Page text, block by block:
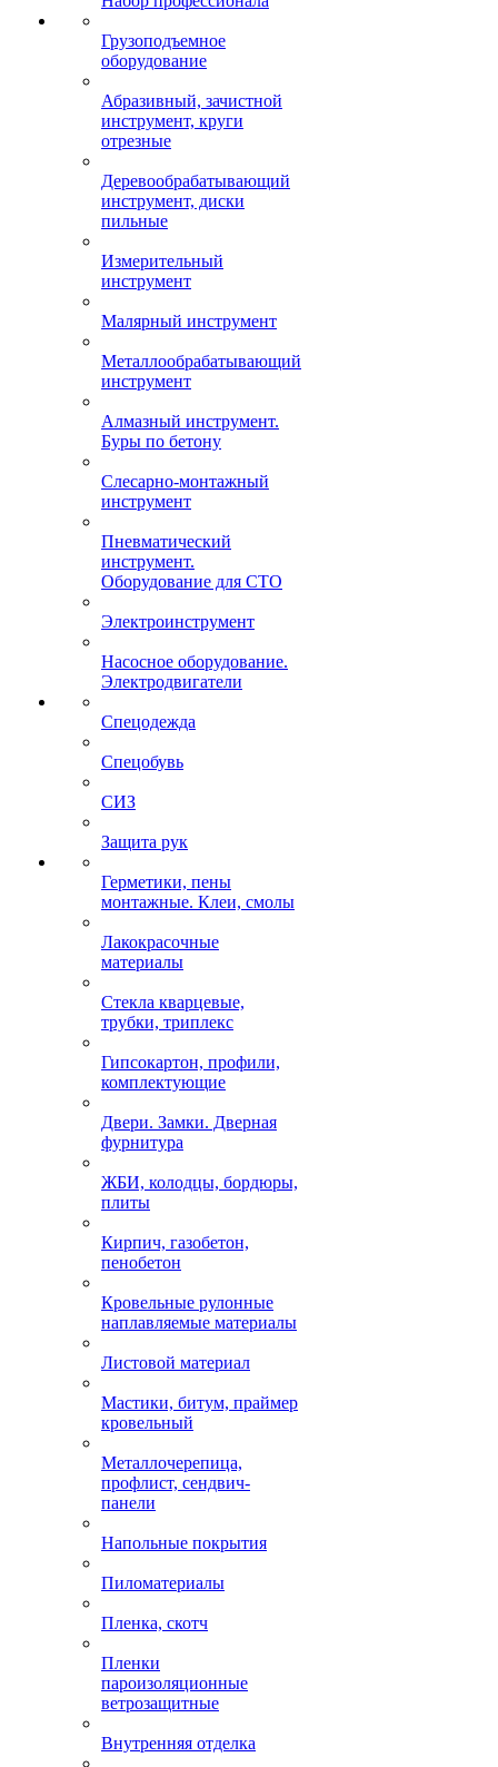
Грузоподъемное
оборудование
Абразивный, зачистной
инструмент, круги
отрезные
Деревообрабатывающий
инструмент, диски
пильные
Измерительный
инструмент
Малярный инструмент
Металлообрабатывающий
инструмент
Алмазный инструмент.
Буры по бетону
Слесарно-монтажный
инструмент
Пневматический
инструмент.
Оборудование для СТО
Электроинструмент
Насосное оборудование.
Электродвигатели
Спецодежда
Спецобувь
СИЗ
Защита рук
Герметики, пены
монтажные. Клеи, смолы
Лакокрасочные
материалы
Стекла кварцевые,
трубки, триплекс
Гипсокартон, профили,
комплектующие
Двери. Замки. Дверная
фурнитура
ЖБИ, колодцы, бордюры,
плиты
Кирпич, газобетон,
пенобетон
Кровельные рулонные
наплавляемые материалы
Листовой материал
Мастики, битум, праймер
кровельный
Металлочерепица,
профлист, сендвич-
панели
Напольные покрытия
Пиломатериалы
Пленка, скотч
Пленки
пароизоляционные
ветрозащитные
Внутренняя отделка